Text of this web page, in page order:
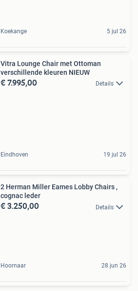
Koekange 5 jul 26
Vitra Lounge Chair met Ottoman
verschillende kleuren NIEUW
€ 7.995,00 Details
Eindhoven 19 jul 26
2 Herman Miller Eames Lobby Chairs ,
cognac leder
€ 3.250,00 Details
Hoornaar 28 jun 26